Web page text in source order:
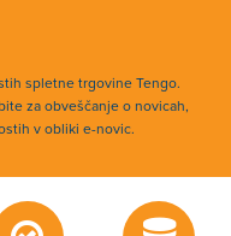
spletne trgovine Tengo.
za obveščanje o novicah,
v obliki e-novic.